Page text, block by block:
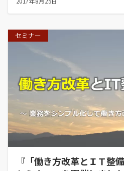
セミナー
『「働き方改革とＩＴ整